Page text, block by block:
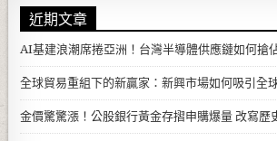
近期文章
AI基建浪潮席捲亞洲！台灣半導體供應鏈如何搶
全球貿易重組下的新贏家：新興市場如何吸引全
金價驚驚漲！公股銀行黃金存摺申購爆量 改寫歷